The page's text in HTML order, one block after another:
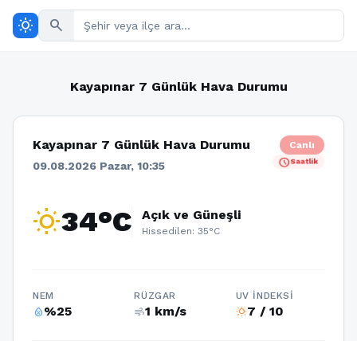
wb_sunny search
Kayapınar 7 Günlük Hava Durumu
Kayapınar 7 Günlük Hava Durumu
09.08.2026 Pazar, 10:35
Canlı
scheduleSaatlik
wb_sunny34°C Açık ve Güneşli
Hissedilen: 35°C
NEM
humidity_percentage%25
RÜZGAR
air1 km/s
UV İNDEKSI
wb_sunny7 / 10